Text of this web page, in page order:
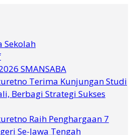
Sekolah
SMANSABA
Terima Kunjungan Studi
Berbagi Strategi Sukses
Raih Penghargaan 7
Se-Jawa Tengah